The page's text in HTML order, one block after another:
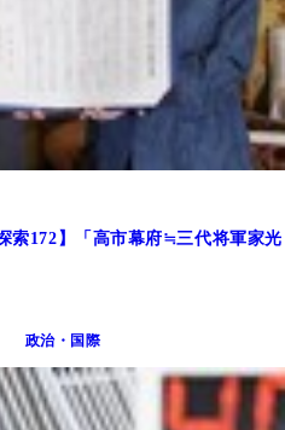
索172】「高市幕府≒三代将軍家光
政治・国際